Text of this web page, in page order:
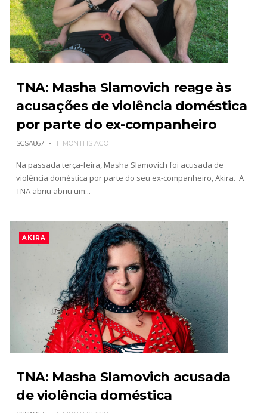
AEW Collision 25 JULY 2026
Unknown-Jul 26 2026
WWE Friday Night Smackdown 24 July 2026
Unknown-Jul 25 2026
Unknown-Jul 24 2026
AEW Dynamite 22JUL26
Unknown Jul 23 2026
TNA iMPACT Wrestling 06 aug 2026
Unknown Aug 07 2026
AEW Dynamite 05AUG26
TNA: Masha Slamovich reage às
acusações de violência doméstica
por parte do ex-companheiro
SCSA867 11 MONTHS AGO
Na passada terça-feira, Masha Slamovich foi acusada de
violência doméstica por parte do seu ex-companheiro, Akira. A
TNA abriu abriu um...
AKIRA
TNA: Masha Slamovich acusada
de violência doméstica